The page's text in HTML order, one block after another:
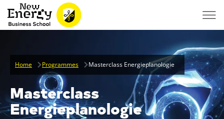
Home Programmes Masterclass Energieplanologie
Masterclass
Energieplanologie